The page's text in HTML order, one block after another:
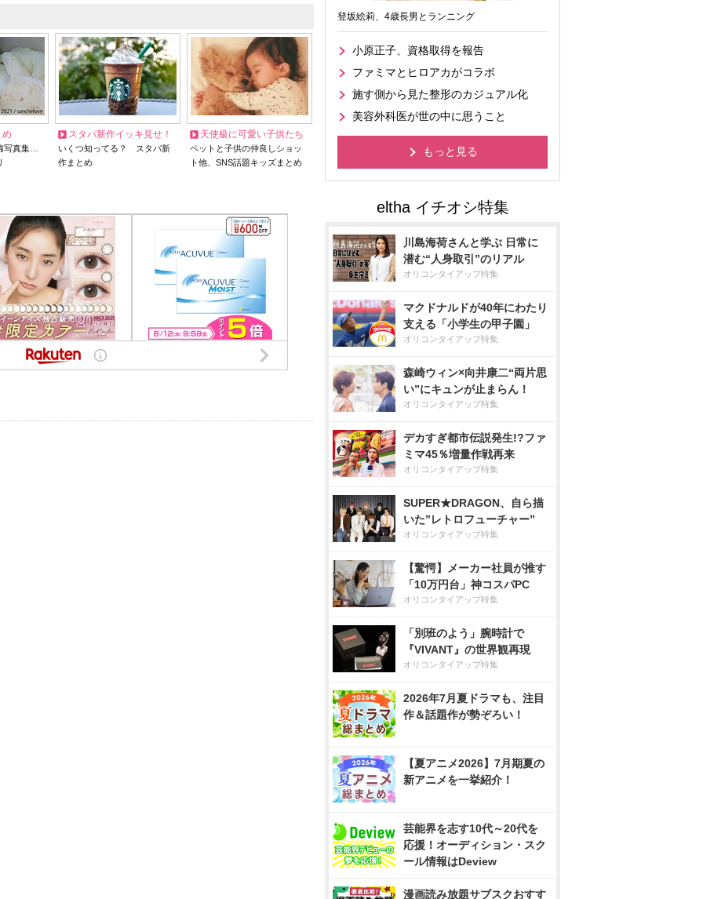
め
写真集…
スタバ新作イッキ見せ！
いくつ知ってる？ スタバ新
作まとめ
天使級に可愛い子供たち
ペットと子供の仲良しショッ
ト他、SNS話題キッズまとめ
登坂絵莉、4歳長男とランニング
小原正子、資格取得を報告
ファミマとヒロアカがコラボ
施す側から見た整形のカジュアル化
美容外科医が世の中に思うこと
もっと見る
川島海荷さんと学ぶ 日常に
潜む“人身取引”のリアル
オリコンタイアップ特集
マクドナルドが40年にわたり
支える「小学生の甲子園」
オリコンタイアップ特集
森崎ウィン×向井康二“両片思
い”にキュンが止まらん！
オリコンタイアップ特集
デカすぎ都市伝説発生!?ファ
ミマ45％増量作戦再来
オリコンタイアップ特集
SUPER★DRAGON、自ら描
いた”レトロフューチャー”
オリコンタイアップ特集
【驚愕】メーカー社員が推す
「10万円台」神コスパPC
オリコンタイアップ特集
「別班のよう」腕時計で
『VIVANT』の世界観再現
オリコンタイアップ特集
2026年7月夏ドラマも、注目
作＆話題作が勢ぞろい！
【夏アニメ2026】7月期夏の
新アニメを一挙紹介！
芸能界を志す10代～20代を
応援！オーディション・スク
ール情報はDeview
漫画読み放題サブスクおすす